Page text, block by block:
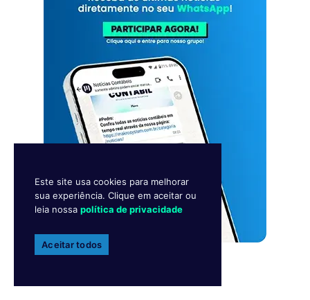
Este site usa cookies para melhorar
sua experiência. Clique em aceitar ou
leia nossa política de privacidade
Aceitar todos